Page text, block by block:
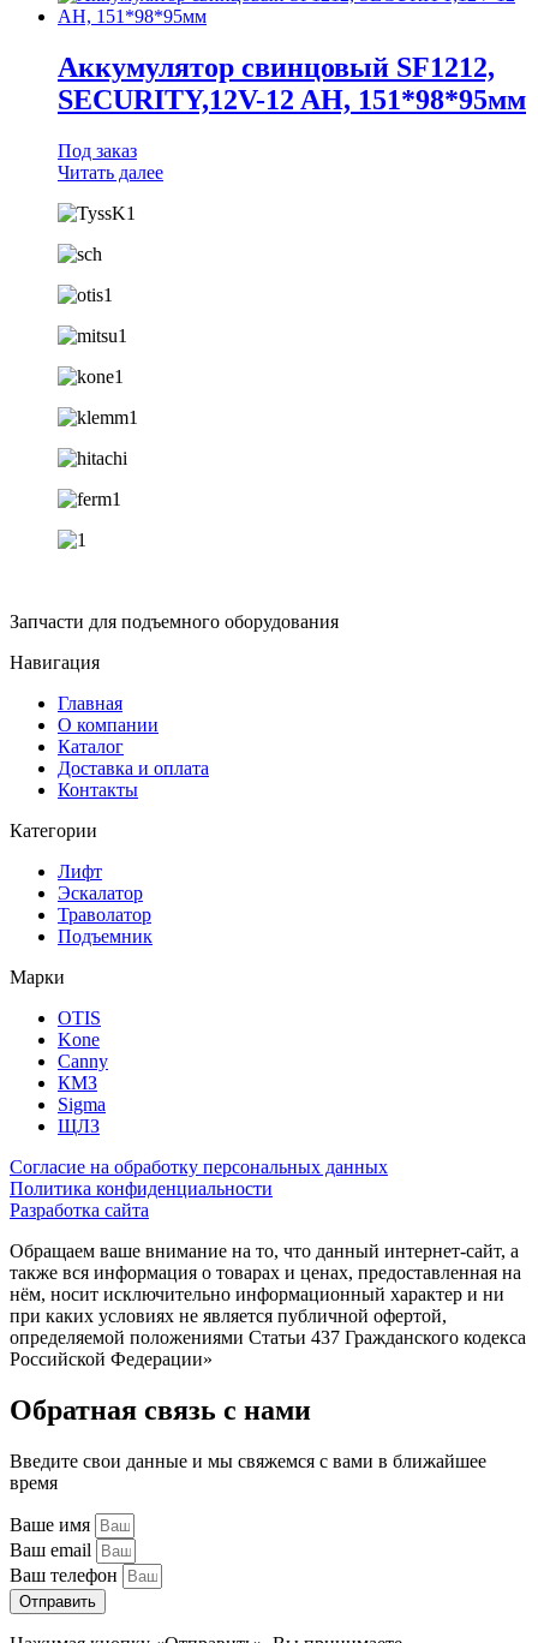
Аккумулятор свинцовый SF1212,
SECURITY,12V-12 AH, 151*98*95мм
Под заказ
Читать далее
Запчасти для подъемного оборудования
Навигация
Главная
О компании
Каталог
Доставка и оплата
Контакты
Категории
Лифт
Эскалатор
Траволатор
Подъемник
Марки
OTIS
Kone
Canny
КМЗ
Sigma
ЩЛЗ
Согласие на обработку персональных данных
Политика конфиденциальности
Разработка сайта
Обращаем ваше внимание на то, что данный интернет-сайт, а
также вся информация о товарах и ценах, предоставленная на
нём, носит исключительно информационный характер и ни
при каких условиях не является публичной офертой,
определяемой положениями Статьи 437 Гражданского кодекса
Российской Федерации»
Обратная связь с нами
Введите свои данные и мы свяжемся с вами в ближайшее
время
Ваше имя
Ваш email
Ваш телефон
Отправить